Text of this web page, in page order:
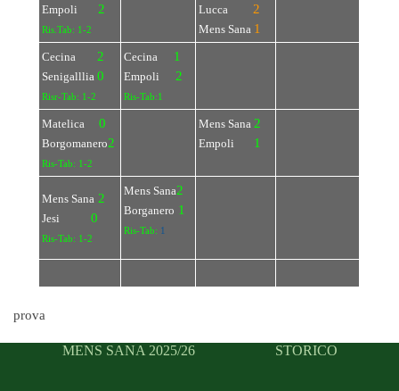
Empoli 2
Ris.Tab: 1-2
Lucca
2
Mens Sana 1
Cecina 2
Senigalllia 0
Risr-Tab: 1-2
Cecina 1
Empoli2
Ris-Tab:1
Matelica 0
Borgomanero2
Ris-Tab: 1-2
Mens Sana2
Empoli 1
Mens Sana 2
Jesi 0
Ris-Tab: 1-2
Mens Sana2
Borganero 1
Ris-Tab: 1
prova
MENS SANA 2025/26 STORICO